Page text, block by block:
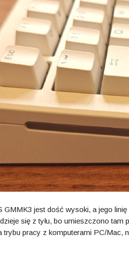
GMMK3 jest dość wysoki, a jego
się z tyłu, bo umieszczono tam
trybu pracy z komputerami PC/